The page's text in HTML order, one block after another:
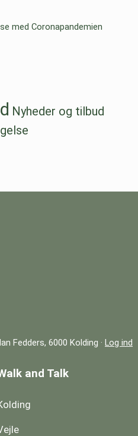
med Coronapandemien
Nyheder og tilbud
Fedders, 6000 Kolding ·Log ind
and Talk